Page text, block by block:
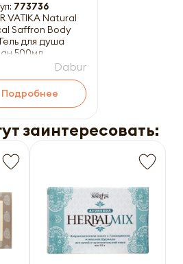
773736
VATIKA Natural
Saffron Body
для душа
500мл
Dabur
Подробнее
заинтересовать: